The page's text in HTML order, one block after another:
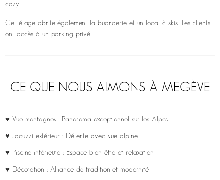
cozy.
Cet étage abrite également la buanderie et un local à skis. Les clients
ont accès à un parking privé.
CE QUE NOUS AIMONS À MEGÈVE
♥ Vue montagnes : Panorama exceptionnel sur les Alpes
♥ Jacuzzi extérieur : Détente avec vue alpine
♥ Piscine intérieure : Espace bien-être et relaxation
♥ Décoration : Alliance de tradition et modernité